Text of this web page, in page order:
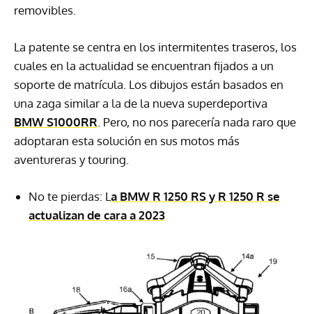
removibles.
La patente se centra en los intermitentes traseros, los
cuales en la actualidad se encuentran fijados a un
soporte de matrícula. Los dibujos están basados en
una zaga similar a la de la nueva superdeportiva
BMW S1000RR . Pero, no nos parecería nada raro que
adoptaran esta solución en sus motos más
aventureras y touring.
No te pierdas: L a BMW R 1250 RS y R 1250 R se
actualizan de cara a 2023